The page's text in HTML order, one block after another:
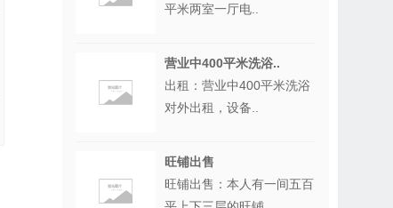
平米两室一厅电..
营业中400平米洗浴..
出租：营业中400平米洗浴
对外出租，设备..
旺铺出售
旺铺出售：本人有一间五百